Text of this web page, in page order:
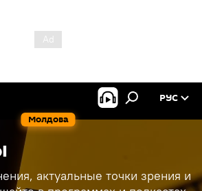
Молдова
РУС
актуальные точки зрения и